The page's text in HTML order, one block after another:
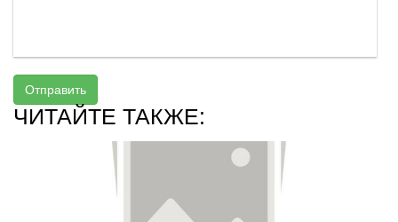
Отправить
ЧИТАЙТЕ ТАКЖЕ: